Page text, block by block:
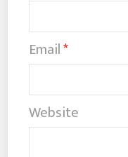
Email*
Website